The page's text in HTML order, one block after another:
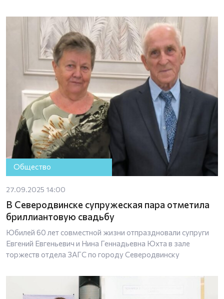
Общество
27.09.2025 14:00
В Северодвинске супружеская пара отметила
бриллиантовую свадьбу
Юбилей 60 лет совместной жизни отпраздновали супруги
Евгений Евгеньевич и Нина Геннадьевна Юхта в зале
торжеств отдела ЗАГС по городу Северодвинску